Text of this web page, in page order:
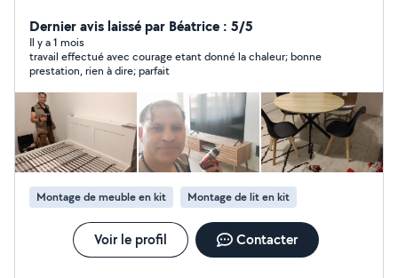
domicile. N'hésitez pas tous mes devis déplacement
sont gratuits,pour vos projets: Travail de qualité propre
soigné. COMPÉTENCES *MONTAGE
ET/DÉMONTAGE/MEUBLES Lit /
Commode/Dressing/Table et chaises/
Canapé/Bureau/Meubles de cuisine/ Meubles
TV/Placards/Armoire *Tringles à rideaux * Installer des
lustre *Installer des plafonnier *Fixer miroir mur *Fixation
support tv mural *Accrocher des tableaux au mur *Fixer
des étagères *Installation de portes de placard *Enlever
et refaire les joints en silicone de salle de bain * Joints
carlage de salle de bain *Boucher les trous dans un murs
* Réparer une fissure murale *Changer un robinet / Pose
évier *Pose de barre de douche *Changer une poignée
Dernier avis laissé par Béatrice : 5/5
Il y a 1 mois
travail effectué avec courage etant donné la chaleur; bonne
prestation, rien à dire; parfait
Montage de meuble en kit Montage de lit en kit
Voir le profil Contacter